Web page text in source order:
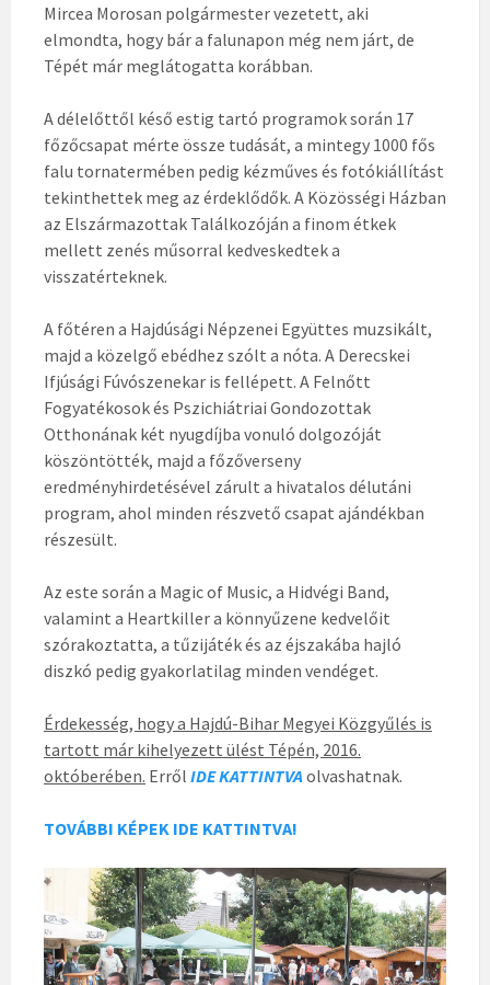
Mircea Morosan polgármester vezetett, aki
elmondta, hogy bár a falunapon még nem járt, de
Tépét már meglátogatta korábban.
A délelőttől késő estig tartó programok során 17
főzőcsapat mérte össze tudását, a mintegy 1000 fős
falu tornatermében pedig kézműves és fotókiállítást
tekinthettek meg az érdeklődők. A Közösségi Házban
az Elszármazottak Találkozóján a finom étkek
mellett zenés műsorral kedveskedtek a
visszatérteknek.
A főtéren a Hajdúsági Népzenei Együttes muzsikált,
majd a közelgő ebédhez szólt a nóta. A Derecskei
Ifjúsági Fúvószenekar is fellépett. A Felnőtt
Fogyatékosok és Pszichiátriai Gondozottak
Otthonának két nyugdíjba vonuló dolgozóját
köszöntötték, majd a főzőverseny
eredményhirdetésével zárult a hivatalos délutáni
program, ahol minden részvető csapat ajándékban
részesült.
Az este során a Magic of Music, a Hidvégi Band,
valamint a Heartkiller a könnyűzene kedvelőit
szórakoztatta, a tűzijáték és az éjszakába hajló
diszkó pedig gyakorlatilag minden vendéget.
Érdekesség, hogy a Hajdú-Bihar Megyei Közgyűlés is
tartott már kihelyezett ülést Tépén, 2016.
októberében. Erről IDE KATTINTVA olvashatnak.
TOVÁBBI KÉPEK IDE KATTINTVA!